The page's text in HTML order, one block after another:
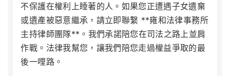
不保護在權利上睡著的人。如果您正遭遇子女遺棄
或遺產被惡意繼承，請立即聯繫 **雍和法律事務所
主持律師團隊**。我們承諾陪您在司法之路上並肩
作戰。法律我幫您，讓我們陪您走過權益爭取的最
後一哩路。